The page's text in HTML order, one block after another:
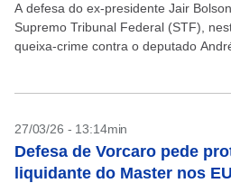
A defesa do ex-presidente Jair
Supremo Tribunal Federal (STF),
queixa-crime contra o deputado
27/03/26 - 13:14min
Defesa de Vorcaro pede
liquidante do Master nos